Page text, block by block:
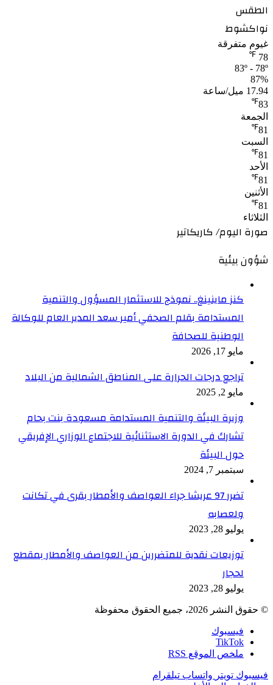
الطقس
نواكشوط
غيوم متفرقة
78
℉
83º - 78º
87%
17.94 ميل/ساعة
83
℉
الجمعة
81
℉
السبت
81
℉
الأحد
81
℉
الأثنين
81
℉
الثلاثاء
صورة اليوم/ كاريكاتير
شؤون بيئية
كنز ماينينغ.. نموذج للاستثمار المسؤول والتنمية
المستدامة بقلم الصحفي أمير سعد المدير العام للوكالة
الوطنية للصحافة
مايو 17, 2026
تراجع درجات الحرارة على المناطق الشمالية من البلاد
مايو 2, 2025
وزيرة البيئة والتنمية المستدامة مسعودة بنت بحام
تشارك في الدورة الاستثنائية للاجتماع الوزاري الإفريقي
حول البيئة
سبتمبر 7, 2024
تضرر 97 عريشا جراء العواصف والأمطار بقرى في تكانت
ولعصابه
يوليو 28, 2023
توزيعات نقدية للمتضررين من العواصف والأمطار بمقطع
لحجار
يوليو 28, 2023
© حقوق النشر 2026، جميع الحقوق محفوظة
فيسبوك
TikTok
ملخص الموقع RSS
فيسبوك تويتر واتساب تيلقرام